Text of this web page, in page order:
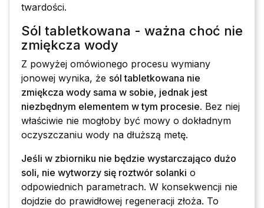
twardości.
Sól tabletkowana - ważna choć nie
zmiękcza wody
Z powyżej omówionego procesu wymiany
jonowej wynika, że sól tabletkowana nie
zmiękcza wody sama w sobie, jednak jest
niezbędnym elementem w tym procesie. Bez niej
właściwie nie mogłoby być mowy o dokładnym
oczyszczaniu wody na dłuższą metę.
Jeśli w zbiorniku nie będzie wystarczająco dużo
soli, nie wytworzy się roztwór solanki o
odpowiednich parametrach. W konsekwencji nie
dojdzie do prawidłowej regeneracji złoża. To